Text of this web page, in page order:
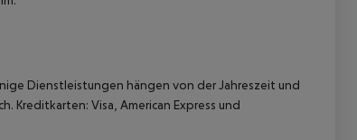
Dienstleistungen hängen von der Jahreszeit und
Kreditkarten: Visa, American Express und